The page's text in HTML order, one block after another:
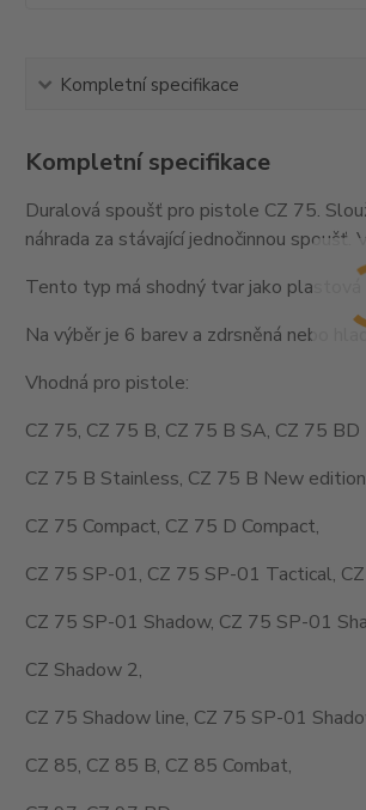
Kompletní specifikace
Kompletní specifikace
Duralová spoušť pro pistole CZ 75.
náhrada za stávající jednočinnou
Tento typ má shodný tvar jako
Na výběr je 6 barev a zdrsněná nebo
Vhodná pro pistole:
CZ 75, CZ 75 B, CZ 75 B SA, CZ 75 BD
CZ 75 B Stainless, CZ 75 B New
CZ 75 Compact, CZ 75 D Compact,
CZ 75 SP-01, CZ 75 SP-01 Tactical,
CZ 75 SP-01 Shadow, CZ 75 SP-01
CZ Shadow 2,
CZ 75 Shadow line, CZ 75 SP-01
CZ 85, CZ 85 B, CZ 85 Combat,